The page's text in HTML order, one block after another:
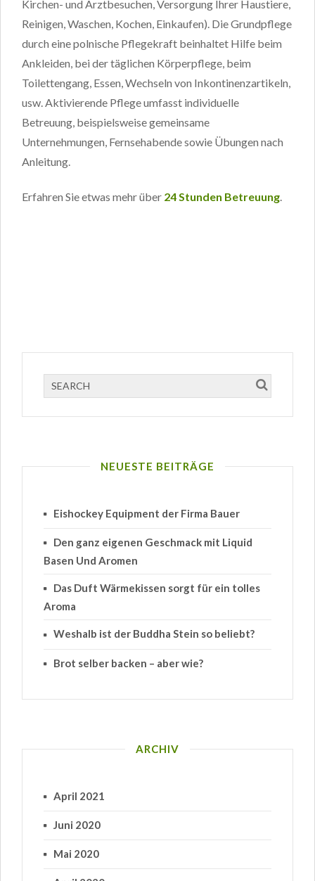
Kirchen- und Arztbesuchen, Versorgung Ihrer Haustiere,
Reinigen, Waschen, Kochen, Einkaufen). Die Grundpflege
durch eine polnische Pflegekraft beinhaltet Hilfe beim
Ankleiden, bei der täglichen Körperpflege, beim
Toilettengang, Essen, Wechseln von Inkontinenzartikeln,
usw. Aktivierende Pflege umfasst individuelle
Betreuung, beispielsweise gemeinsame
Unternehmungen, Fernsehabende sowie Übungen nach
Anleitung.
Erfahren Sie etwas mehr über 24 Stunden Betreuung.
NEUESTE BEITRÄGE
Eishockey Equipment der Firma Bauer
Den ganz eigenen Geschmack mit Liquid
Basen Und Aromen
Das Duft Wärmekissen sorgt für ein tolles
Aroma
Weshalb ist der Buddha Stein so beliebt?
Brot selber backen – aber wie?
ARCHIV
April 2021
Juni 2020
Mai 2020